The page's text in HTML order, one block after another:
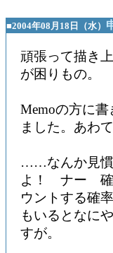
■2004年08月18日（水）
頑張って描き
が困りもの。
Memoの方に
ました。あわ
……なんか見慣
よ！ ナー 確
ウントする確
もいるとなに
すが。